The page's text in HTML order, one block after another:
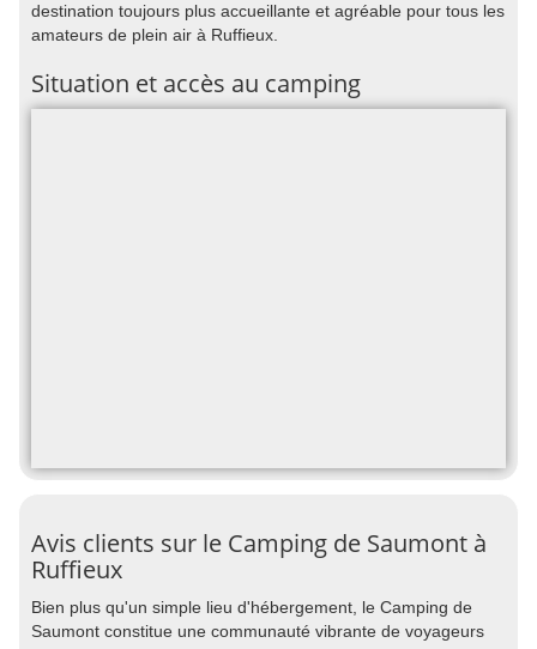
destination toujours plus accueillante et agréable pour tous les
amateurs de plein air à Ruffieux.
Situation et accès au camping
Avis clients sur le Camping de Saumont à
Ruffieux
Bien plus qu'un simple lieu d'hébergement, le Camping de
Saumont constitue une communauté vibrante de voyageurs